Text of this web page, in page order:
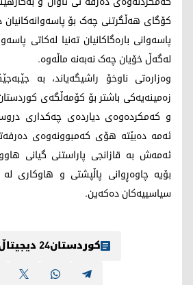
کۆگای هەڵگرتنی چەک بۆ
پاسەوانی بارەگاکانیان تەنیا لەکاتی
لەگەڵ خۆيان چەک نەبەنه ماڵەوه.
وەزارەتی ناوخۆ راشیگەیاند، به
زەمینەیەکی باشتر بۆ کۆمەڵگەی
و کەمکردەوەی دیاردەی چەکداری
ئەمه دەبێته هۆی کەمبوونەوەی
ئەمەش به قازانجی پاراستنی گیانی
بۆیه چاوەڕوانی پاڵپشتی و هاوکاری
سیاسییەکان دەکەین.
کوردستان24 دیجیتاڵ میدیا